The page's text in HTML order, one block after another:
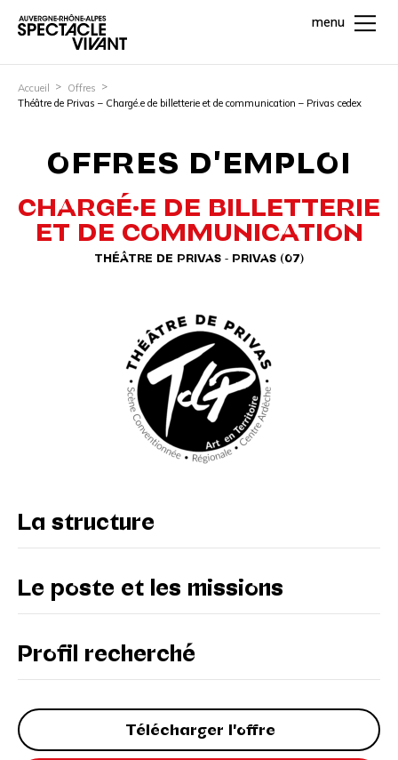
menu
Accueil
Offres
Théâtre de Privas – Chargé.e de billetterie et de communication – Privas cedex
OFFRES D'EMPLOI
CHARGÉ·E DE BILLETTERIE
ET DE COMMUNICATION
THÉÂTRE DE PRIVAS - PRIVAS (07)
La structure
Le poste et les missions
Profil recherché
Télécharger l'offre